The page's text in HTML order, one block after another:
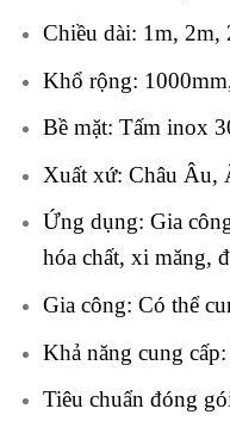
Chiều dài: 1m,
Khổ rộng:
Bề mặt: Tấm inox
Xuất xứ: Châu Âu,
Ứng dụng: Gia
hóa chất, xi măng,
Gia công: Có thể
Khả năng cung
Tiêu chuẩn đóng